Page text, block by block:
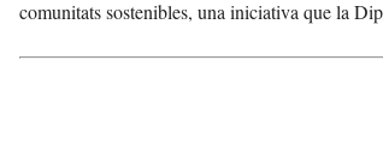
comunitats sostenibles, una iniciativa que la